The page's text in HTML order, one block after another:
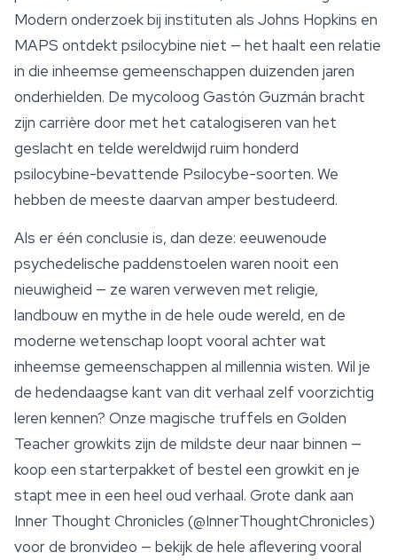
Modern onderzoek bij instituten als Johns Hopkins en
MAPS ontdekt psilocybine niet — het haalt een relatie
in die inheemse gemeenschappen duizenden jaren
onderhielden. De mycoloog Gastón Guzmán bracht
zijn carrière door met het catalogiseren van het
geslacht en telde wereldwijd ruim honderd
psilocybine-bevattende Psilocybe-soorten. We
hebben de meeste daarvan amper bestudeerd.
Als er één conclusie is, dan deze: eeuwenoude
psychedelische paddenstoelen waren nooit een
nieuwigheid — ze waren verweven met religie,
landbouw en mythe in de hele oude wereld, en de
moderne wetenschap loopt vooral achter wat
inheemse gemeenschappen al millennia wisten. Wil je
de hedendaagse kant van dit verhaal zelf voorzichtig
leren kennen? Onze magische truffels en Golden
Teachergrowkits zijn de mildste deur naar binnen —
koop een starterpakket of bestel een growkit en je
stapt mee in een heel oud verhaal. Grote dank aan
Inner Thought Chronicles (@InnerThoughtChronicles)
voor de bronvideo — bekijk de hele aflevering vooral